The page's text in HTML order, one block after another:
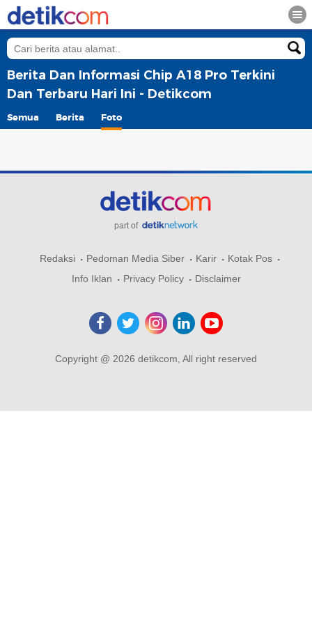
Berita Dan Informasi Chip A18 Pro Terkini
Dan Terbaru Hari Ini - Detikcom
Semua Berita Foto
part of
Redaksi Pedoman Media Siber Karir
Kotak Pos
Info Iklan
Privacy Policy Disclaimer
Copyright @ 2026 detikcom, All right reserved